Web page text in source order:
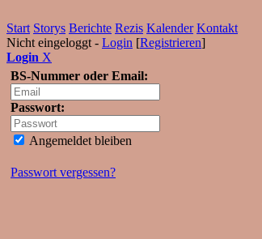
Start Storys Berichte Rezis Kalender Kontakt
Nicht eingeloggt - Login [Registrieren]
Login X
BS-Nummer oder Email:
Passwort:
Angemeldet bleiben
Passwort vergessen?